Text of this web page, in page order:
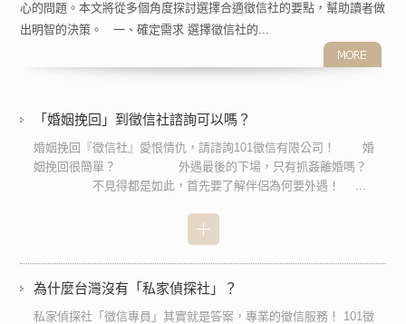
心的問題。本文將從多個角度探討選擇合適徵信社的要點，幫助讀者做
出明智的決策。 一、確定需求 選擇徵信社的...
「婚姻挽回」到徵信社諮詢可以嗎？
婚姻挽回『徵信社』愛恨情仇，請諮詢101徵信有限公司！ 婚
姻挽回很簡單？ 外遇最後的下場，只有抓姦離婚嗎？
不見得都是如此，首先要了解伴侶為何要外遇！ ...
為什麼台灣沒有「私家偵探社」？
私家偵探社「徵信專員」其實就是答案，專業的徵信服務！ 101徵